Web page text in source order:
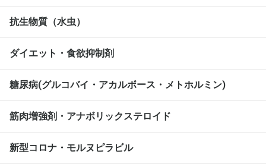
抗生物質（水虫）
ダイエット・食欲抑制剤
糖尿病(グルコバイ・アカルボース・メトホルミン)
筋肉増強剤・アナボリックステロイド
新型コロナ・モルヌピラビル